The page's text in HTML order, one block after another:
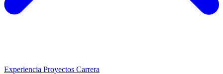
Experiencia Proyectos Carrera